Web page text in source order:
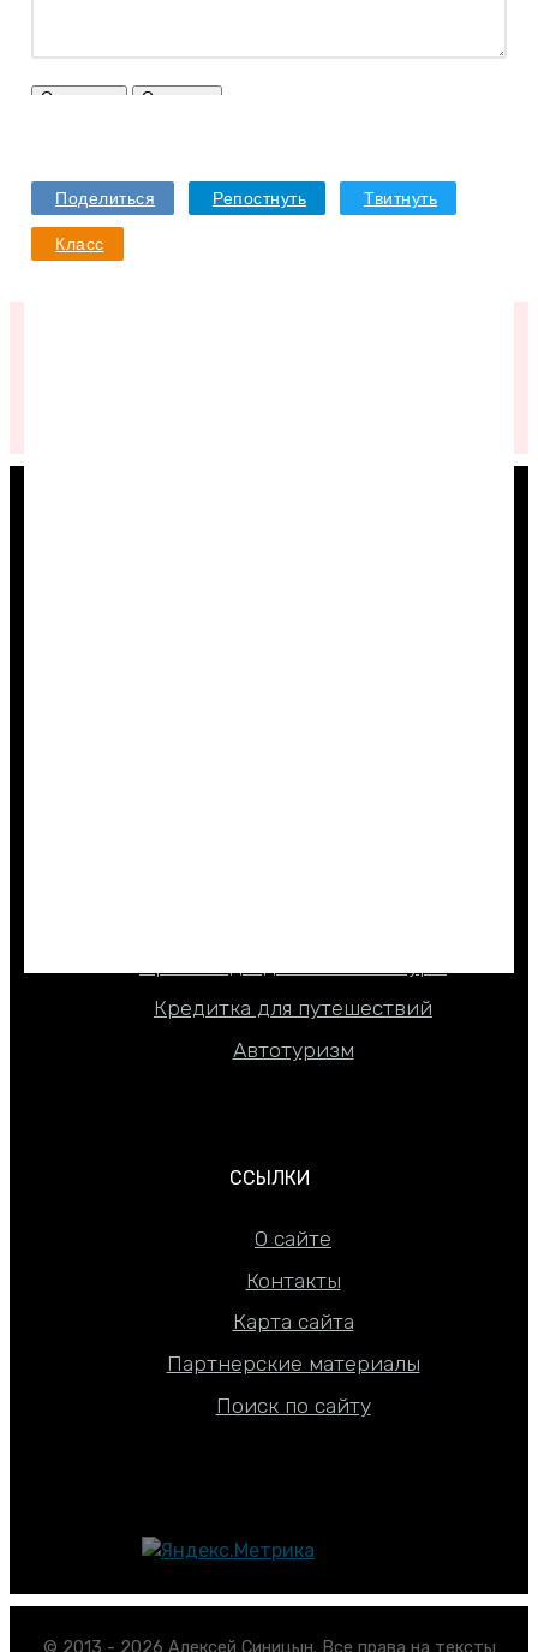
Отправить Отменить
Поделиться Репостнуть Твитнуть
Класс
Кредитка для путешествий
Автотуризм
ССЫЛКИ
О сайте
Контакты
Карта сайта
Партнерские материалы
Поиск по сайту